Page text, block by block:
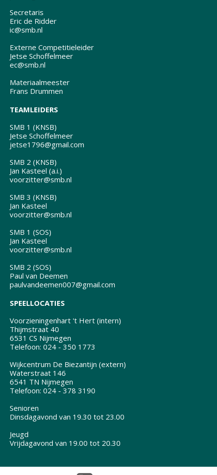
Secretaris
Eric de Ridder
ic@smb.nl
Externe Competitieleider
Jetse Schoffelmeer
ec@smb.nl
Materiaalmeester
Frans Drummen
TEAMLEIDERS
SMB 1 (KNSB)
Jetse Schoffelmeer
jetse1796@gmail.com
SMB 2 (KNSB)
Jan Kasteel (a.i.)
voorzitter@smb.nl
SMB 3 (KNSB)
Jan Kasteel
voorzitter@smb.nl
SMB 1 (SOS)
Jan Kasteel
voorzitter@smb.nl
SMB 2 (SOS)
Paul van Deemen
paulvandeemen007@gmail.com
SPEELLOCATIES
Voorzieningenhart 't Hert (intern)
Thijmstraat 40
6531 CS Nijmegen
Telefoon: 024 - 350 1773
Wijkcentrum De Biezantijn (extern)
Waterstraat 146
6541 TN Nijmegen
Telefoon: 024 - 378 3190
Senioren
Dinsdagavond van 19.30 tot 23.00
Jeugd
Vrijdagavond van 19.00 tot 20.30